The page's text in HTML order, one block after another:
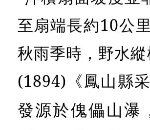
至扇端長約10公
秋雨季時，野水
(1894)《鳳山縣
發源於傀儡山瀑